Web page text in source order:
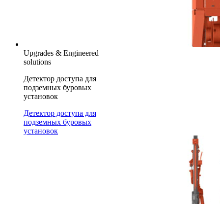
Upgrades & Engineered
solutions
Детектор доступа для
подземных буровых
установок
Детектор доступа для
подземных буровых
установок